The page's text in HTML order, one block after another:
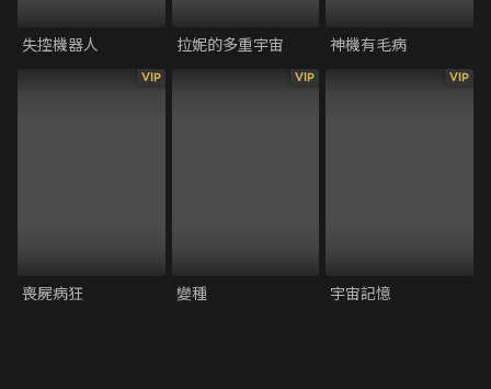
失控機器人 拉妮的多重宇宙 神機有毛病
VIP
喪屍病狂
VIP
變種
VIP
宇宙記憶